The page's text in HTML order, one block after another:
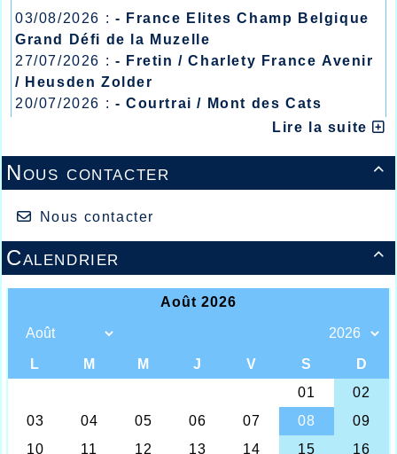
03/08/2026 : - France Elites Champ Belgique
Grand Défi de la Muzelle
27/07/2026 : - Fretin / Charlety France Avenir
/ Heusden Zolder
20/07/2026 : - Courtrai / Mont des Cats
- Lyon / Meeting Abeilles /Lire la suite

Nous contacter
Nous contacter

CalendrierLes jeunes à Jean Bouin
jeunes pour les athlètes Halluinois qui se
Jean Bouin à Lille afin de se qualifier pour les
Benjamins(es) le 8 mars au même endroit,
pour les Minimes le 7 mars à Lille également.
Concernant la catégorie Benjamins(es) il faut
remarquer les bonnes performances de la
benjamine Violaine Descheemacker qui devait
totaliser sur les 3 épreuves 103 points mais